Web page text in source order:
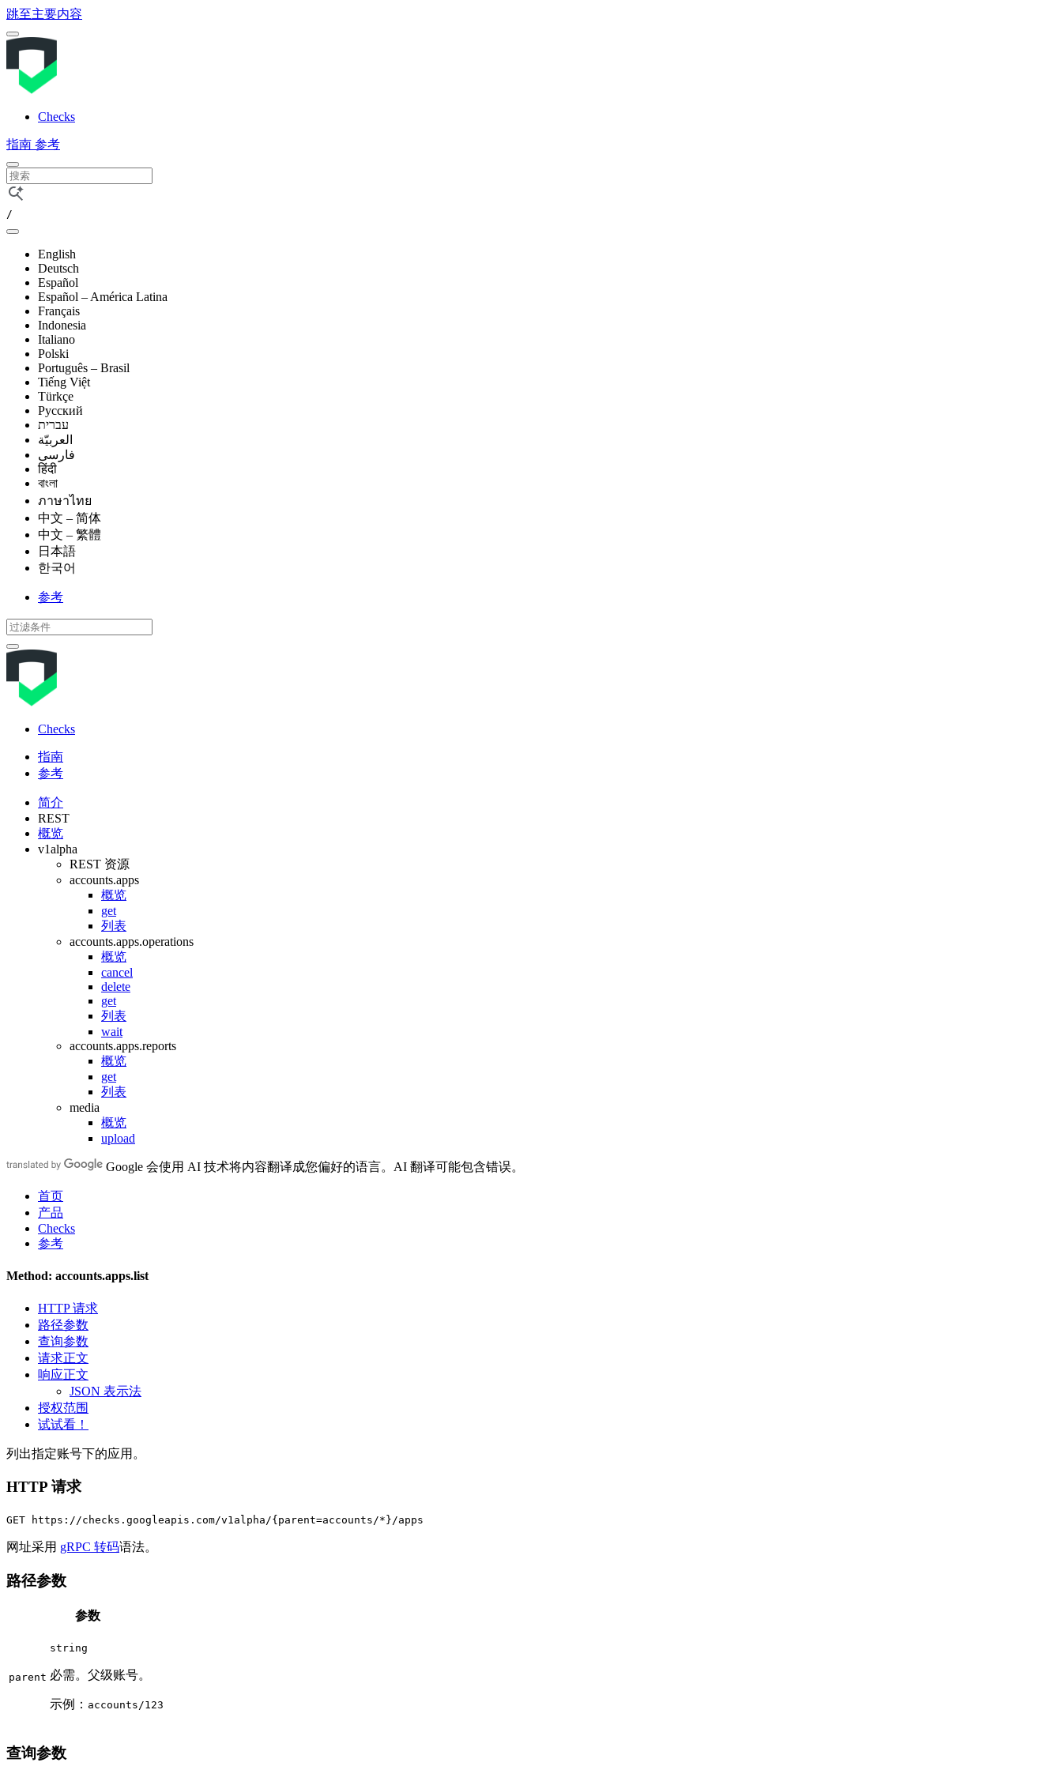
跳至主要内容
Checks
指南 参考
/
English
Deutsch
Español
Español – América Latina
Français
Indonesia
Italiano
Polski
Português – Brasil
Tiếng Việt
Türkçe
Русский
עברית
العربيّة
فارسی
हिंदी
বাংলা
ภาษาไทย
中文 – 简体
中文 – 繁體
日本語
한국어
参考
Checks
指南
参考
简介
REST
概览
v1alpha
REST 资源
accounts.apps
概览
get
列表
accounts.apps.operations
概览
cancel
delete
get
列表
wait
accounts.apps.reports
概览
get
列表
media
概览
upload
Google 会使用 AI 技术将内容翻译成您偏好的语言。AI 翻译可能包含错误。
首页
产品
Checks
参考
Method: accounts.apps.list
HTTP 请求
路径参数
查询参数
请求正文
响应正文
JSON 表示法
授权范围
试试看！
列出指定账号下的应用。
HTTP 请求
GET https://checks.googleapis.com/v1alpha/{parent=accounts/*}/apps
网址采用 gRPC 转码语法。
路径参数
参数
parent
string
必需。父级账号。
示例： accounts/123
查询参数